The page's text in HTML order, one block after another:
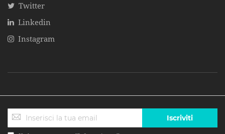
Twitter
Linkedin
Instagram
Iscriviti